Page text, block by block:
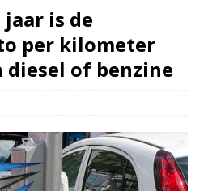
jaar is de
per kilometer
diesel of benzine